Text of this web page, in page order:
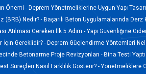
Önemi - Deprem Yönetmeliklerine Uygun Yapı
(BRB) Nedir? - Başarılı Beton Uygulamalarında
Atılması Gereken İlk 5 Adım -Yapı Güvenliğine
İçin Gereklidir? - Deprem Güçlendirme Yöntemleri
Betonarme Proje Revizyonları - Bina Testi
Süreçleri Nasıl Farklılık Gösterir? -Yönetmeliklere